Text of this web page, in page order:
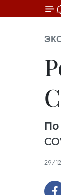
По
29/